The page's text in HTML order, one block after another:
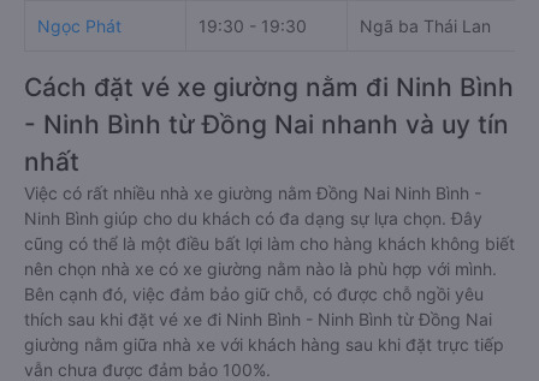
Ngọc Phát 19:30 - 19:30 Ngã ba Thái Lan
Cách đặt vé xe giường nằm đi Ninh Bình
- Ninh Bình từ Đồng Nai nhanh và uy tín
nhất
Việc có rất nhiều nhà xe giường nằm Đồng Nai Ninh Bình -
Ninh Bình giúp cho du khách có đa dạng sự lựa chọn. Đây
cũng có thể là một điều bất lợi làm cho hàng khách không biết
nên chọn nhà xe có xe giường nằm nào là phù hợp với mình.
Bên cạnh đó, việc đảm bảo giữ chỗ, có được chỗ ngồi yêu
thích sau khi đặt vé xe đi Ninh Bình - Ninh Bình từ Đồng Nai
giường nằm giữa nhà xe với khách hàng sau khi đặt trực tiếp
vẫn chưa được đảm bảo 100%.